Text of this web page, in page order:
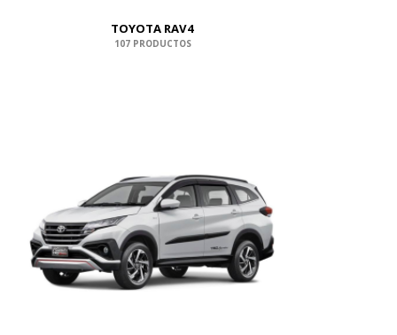
TOYOTA RAV4
107 PRODUCTOS